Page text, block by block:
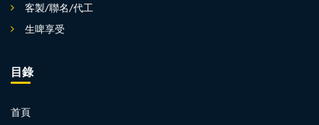
客製/聯名/代工
生啤享受
目錄
首頁